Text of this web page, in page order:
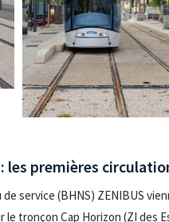
les premières
de service (BHNS) ZENIBUS
tronçon Cap Horizon (ZI des